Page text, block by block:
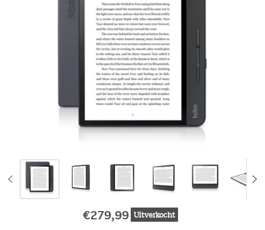
€279,99Oorspronkelijke prijs
Uitverkocht